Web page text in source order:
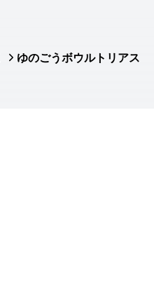
ゆのごうボウルトリアス